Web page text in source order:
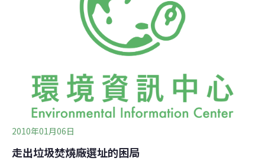
2010年01月06日
走出垃圾焚燒廠選址的困局